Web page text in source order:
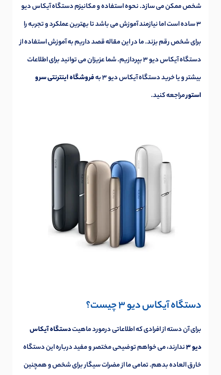
شخص ممکن می سازد. نحوه استفاده و مکانیزم دستگاه آیکاس دیو
3 ساده است اما نیازمند آموزش می باشد تا بهترین عملکرد و تجربه را
برای شخص رقم بزند. ما در این مقاله قصد داریم به آموزش استفاده از
دستگاه آیکاس دیو 3 بپردازیم. شما عزیزان می توانید برای اطلاعات
بیشتر و یا خرید دستگاه آیکاس دیو 3 به
فروشگاه اینترنتی سرو
استورمراجعه کنید.
دستگاه آیکاس دیو 3 چیست؟
برای آن دسته از افرادی که اطلاعاتی درمورد ماهیتدستگاه آیکاس
دیو 3
ندارند، می خواهم توضیحی مختصر و مفید درباره این دستگاه
خارق العاده بدهم. تمامی ما از مضرات سیگار برای شخص و همچنین